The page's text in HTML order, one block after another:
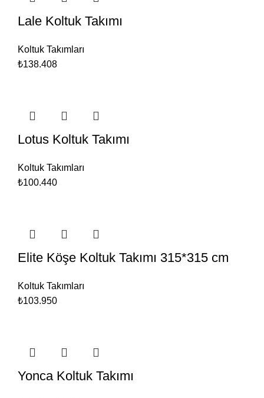
Lale Koltuk Takımı
Koltuk Takımları
₺138.408
Lotus Koltuk Takımı
Koltuk Takımları
₺100.440
Elite Köşe Koltuk Takımı 315*315 cm
Koltuk Takımları
₺103.950
Yonca Koltuk Takımı